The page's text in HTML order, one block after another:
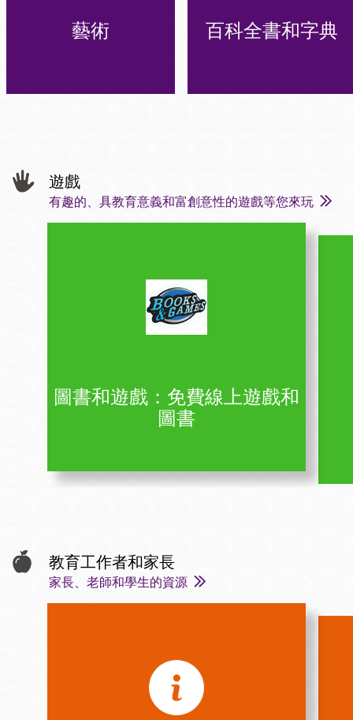
藝術 百科全書和字典
遊戲
有趣的、具教育意義和富創意性的遊戲等您來玩
圖書和遊戲：免費線上遊戲和
圖書
教育工作者和家長
家長、老師和學生的資源